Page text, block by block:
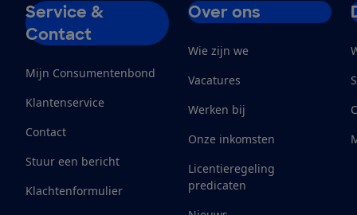
Service &
Contact
Mijn Consumentenbond
Klantenservice
Contact
Stuur een bericht
Klachtenformulier
Over ons
Wie zijn we
Vacatures
Werken bij
Onze inkomsten
Licentieregeling
predicaten